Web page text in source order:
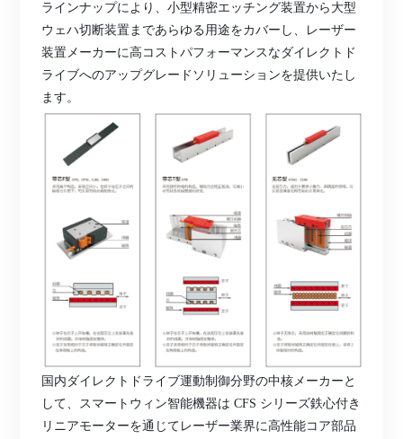
ラインナップにより、小型精密エッチング装置から大型
ウェハ切断装置まであらゆる用途をカバーし、レーザー
装置メーカーに高コストパフォーマンスなダイレクトド
ライブへのアップグレードソリューションを提供いたし
ます。
国内ダイレクトドライブ運動制御分野の中核メーカーと
して、スマートウィン智能機器は CFS シリーズ鉄心付き
リニアモーターを通じてレーザー業界に高性能コア部品